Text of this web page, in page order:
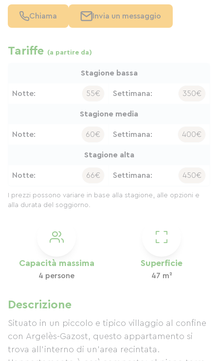
Capacità massima
4 persone
Superficie
47 m²
Descrizione
Situato in un piccolo e tipico villaggio al confine
con Argelès-Gazost, questo appartamento si
trova all'interno di un'area recintata.
Chiama Invia un messaggio
Tariffe (a partire da)
Stagione bassa
Notte: 55€ Settimana: 350€
Stagione media
Notte: 60€ Settimana: 400€
Stagione alta
Notte: 66€ Settimana: 450€
I prezzi possono variare in base alla stagione, alle opzioni e
alla durata del soggiorno.